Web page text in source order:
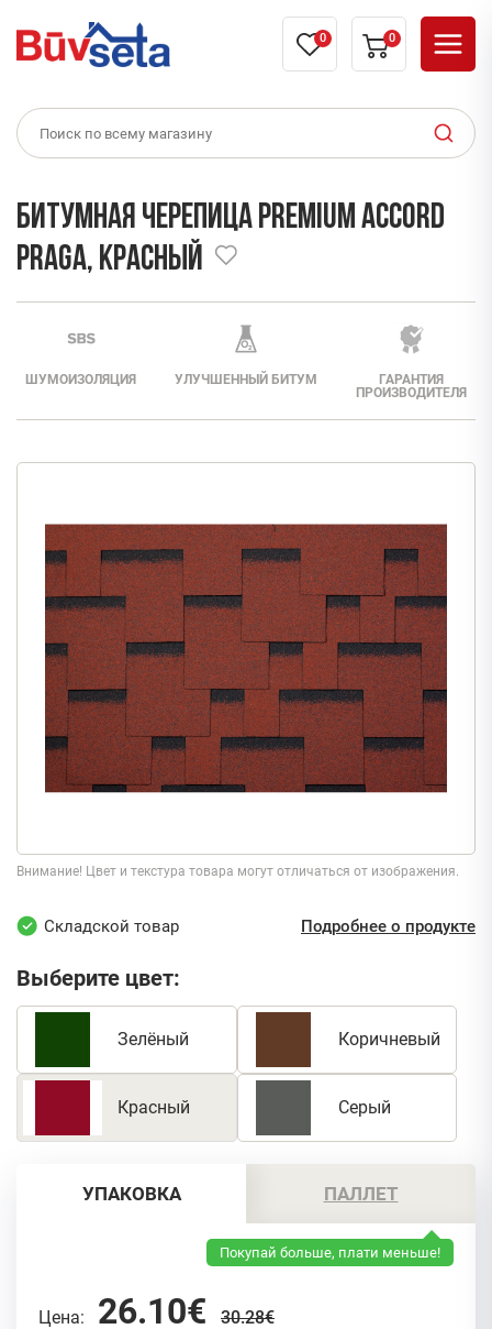
0 0
Битумная черепица PREMIUM ACCORD
PRAGA, красный
ШУМОИЗОЛЯЦИЯ УЛУЧШЕННЫЙ БИТУМ
ГАРАНТИЯ
ПРОИЗВОДИТЕЛЯ
Внимание! Цвет и текстура товара могут отличаться от изображения.
Складской товар Подробнее о продукте
Выберите цвет:
Зелёный Коричневый
Красный Серый
УПАКОВКА ПАЛЛЕТ
Покупай больше, плати меньше!
Цена: 26.10€ 30.28€